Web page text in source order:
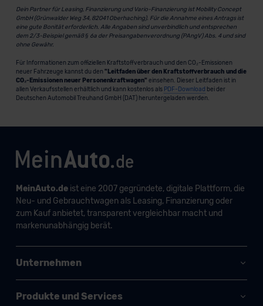
Dein Partner für Leasing, Finanzierung und Vario-Finanzierung ist Mobility Concept
GmbH (Grünwalder Weg 34, 82041 Oberhaching). Für die Annahme eines Antrags ist
eine gute Bonität erforderlich. Alle Angaben sind unverbindlich und entsprechen
dem 2/3-Beispiel gemäß § 6a der Preisangabenverordnung (PAngV) Abs. 4 und sind
ohne Gewähr.
Für Informationen zum offiziellen Kraftstoffverbrauch und den CO₂-Emissionen
neuer Fahrzeuge kannst du den "Leitfaden über den Kraftstoffverbrauch und die
CO₂-Emissionen neuer Personenkraftwagen" einsehen. Dieser Leitfaden ist in
allen Verkaufsstellen erhältlich und kann kostenlos als PDF-Download bei der
Deutschen Automobil Treuhand GmbH (DAT) heruntergeladen werden.
MeinAuto.deist eine 2007 gegründete, digitale Plattform, die
Neu- und Gebrauchtwagen als Leasing, Finanzierung oder
zum Kauf anbietet, transparent vergleichbar macht und
markenunabhängig berät.
Unternehmen
Produkte und Services